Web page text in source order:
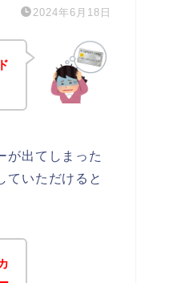
2024年6月18日
が出てしまった
ていただけると